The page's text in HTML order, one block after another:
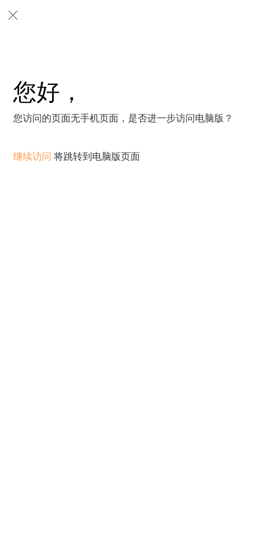
您好，
您访问的页面无手机页面，是否进一步访问电脑版？
继续访问 将跳转到电脑版页面